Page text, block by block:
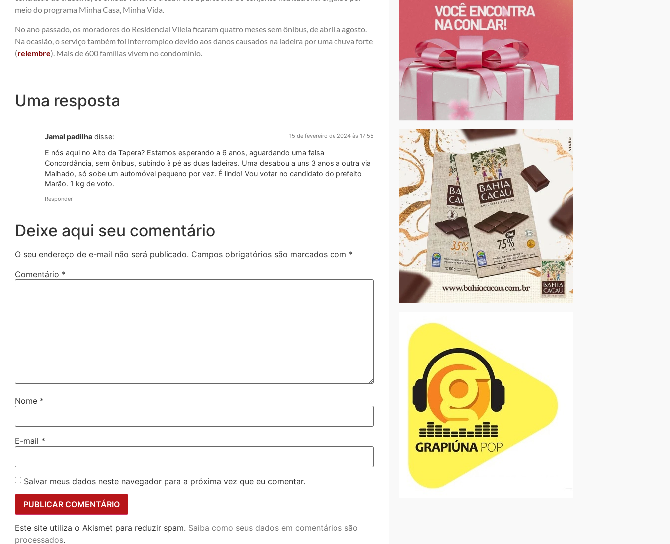
meio do programa Minha Casa, Minha Vida.
No ano passado, os moradores do Residencial Vilela ficaram quatro meses sem ônibus, de abril a agosto.
Na ocasião, o serviço também foi interrompido devido aos danos causados na ladeira por uma chuva forte
(relembre). Mais de 600 famílias vivem no condomínio.
Uma resposta
Jamal padilha disse: 15 de fevereiro de 2024 às 17:55
E nós aqui no Alto da Tapera? Estamos esperando a 6 anos, aguardando uma falsa
Concordância, sem ônibus, subindo à pé as duas ladeiras. Uma desabou a uns 3 anos a outra via
Malhado, só sobe um automóvel pequeno por vez. É lindo! Vou votar no candidato do prefeito
Marão. 1 kg de voto.
Responder
Deixe aqui seu comentário
O seu endereço de e-mail não será publicado. Campos obrigatórios são marcados com *
Comentário *
Nome *
E-mail *
Salvar meus dados neste navegador para a próxima vez que eu comentar.
Este site utiliza o Akismet para reduzir spam. Saiba como seus dados em comentários são
processados.